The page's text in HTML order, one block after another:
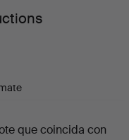
que coincida con